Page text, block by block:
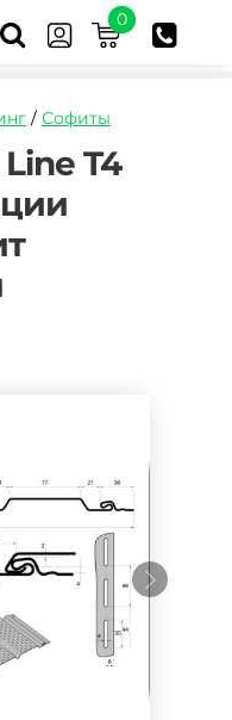
0
/ Софиты
id/normal/sofit-
T4